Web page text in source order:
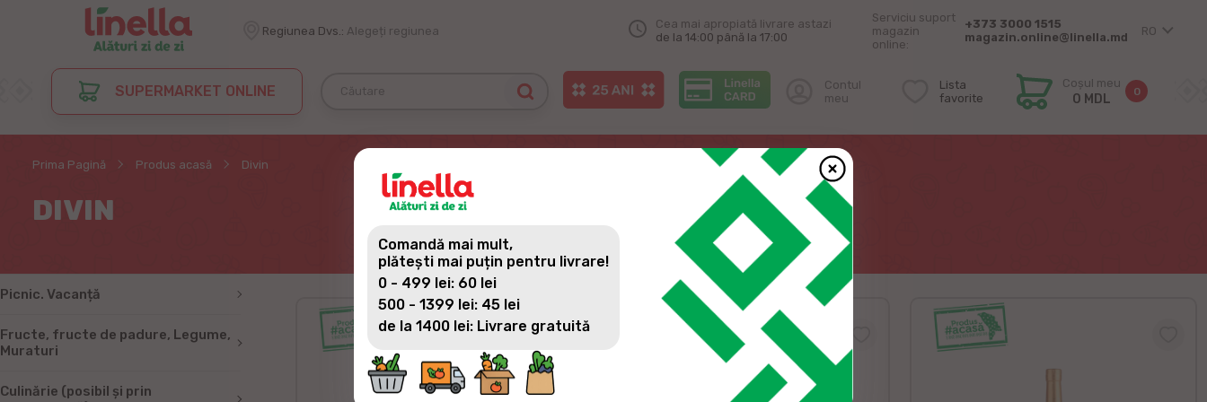
Regiunea Dvs.: Alegeți regiunea
Cea mai apropiată livrare astazi
de la 14:00 până la 17:00
Serviciu suport
magazin
online:
+373 3000 1515
magazin.online@linella.md
RO
SUPERMARKET ONLINE
Contul
meu
Lista
favorite
Coșul meu
0 MDL 0
Prima Pagină Produs acasă Divin
DIVIN
Picnic. Vacanță
Fructe, fructe de padure, Legume,
Muraturi
Culinărie (posibil și prin
Comandă mai mult,
plătești mai puțin pentru livrare!
0 - 499 lei: 60 lei
500 - 1399 lei: 45 lei
de la 1400 lei: Livrare gratuită